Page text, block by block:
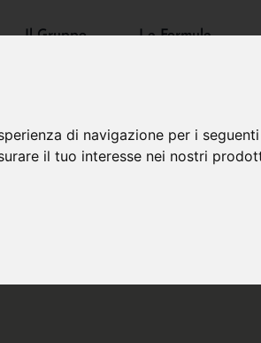
di navigazione per i
il tuo interesse nei nostri
Il Gruppo Le Formule